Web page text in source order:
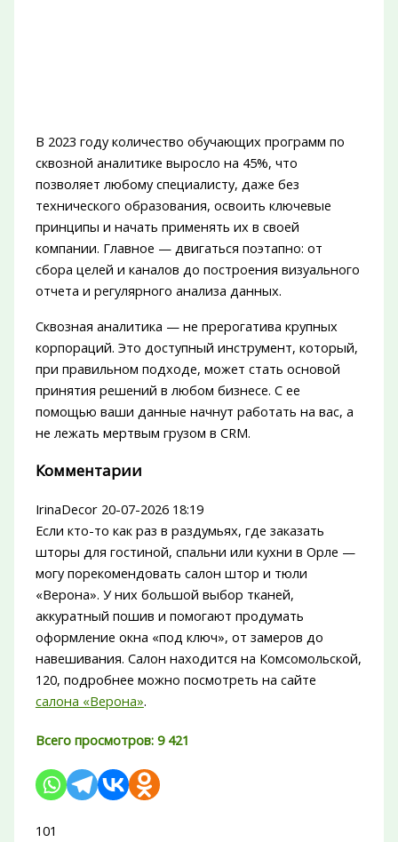
В 2023 году количество обучающих программ по
сквозной аналитике выросло на 45%, что
позволяет любому специалисту, даже без
технического образования, освоить ключевые
принципы и начать применять их в своей
компании. Главное — двигаться поэтапно: от
сбора целей и каналов до построения визуального
отчета и регулярного анализа данных.
Сквозная аналитика — не прерогатива крупных
корпораций. Это доступный инструмент, который,
при правильном подходе, может стать основой
принятия решений в любом бизнесе. С ее
помощью ваши данные начнут работать на вас, а
не лежать мертвым грузом в CRM.
Комментарии
IrinaDecor 20-07-2026 18:19
Если кто-то как раз в раздумьях, где заказать
шторы для гостиной, спальни или кухни в Орле —
могу порекомендовать салон штор и тюли
«Верона». У них большой выбор тканей,
аккуратный пошив и помогают продумать
оформление окна «под ключ», от замеров до
навешивания. Салон находится на Комсомольской,
120, подробнее можно посмотреть на сайте
салона «Верона».
Всего просмотров: 9 421
101